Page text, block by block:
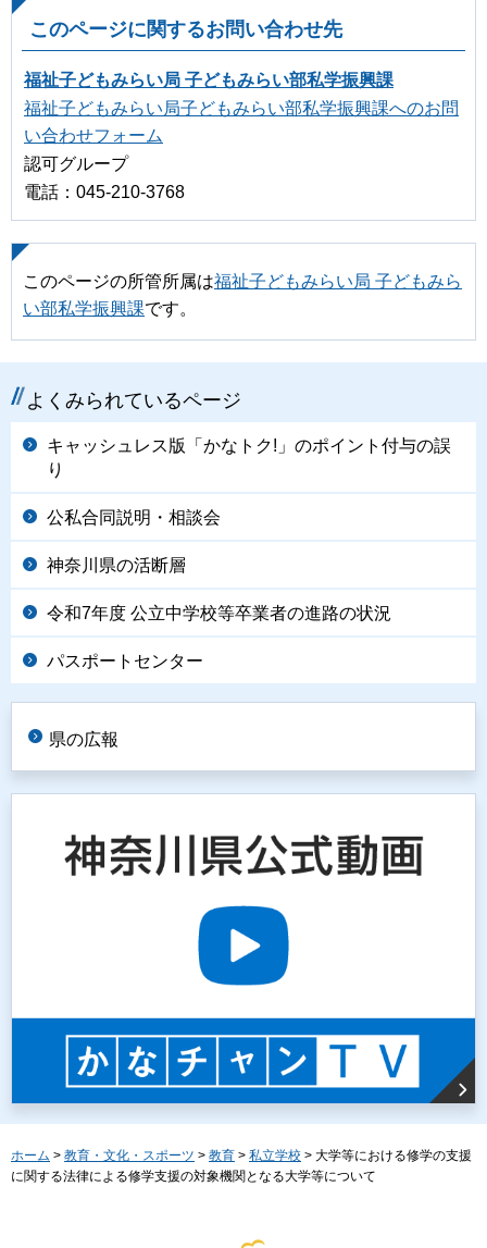
このページに関するお問い合わせ先
福祉子どもみらい局 子どもみらい部私学振興課
福祉子どもみらい局子どもみらい部私学振興課へのお問
い合わせフォーム
認可グループ
電話：045-210-3768
このページの所管所属は福祉子どもみらい局 子どもみら
い部私学振興課です。
よくみられているページ
キャッシュレス版「かなトク!」のポイント付与の誤
り
公私合同説明・相談会
神奈川県の活断層
令和7年度 公立中学校等卒業者の進路の状況
パスポートセンター
県の広報
ホーム > 教育・文化・スポーツ > 教育 > 私立学校 > 大学等における修学の支援
に関する法律による修学支援の対象機関となる大学等について